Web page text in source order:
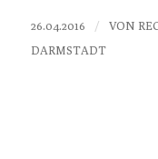
26.04.2016 / VON
DARMSTADT